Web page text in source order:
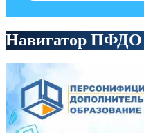
Навигатор ПФДО